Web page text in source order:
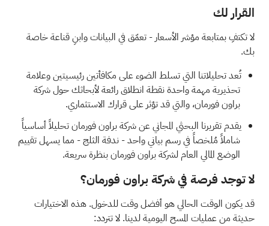
القرار لك
لا تكتفِ بمتابعة مؤشر الأسعار - تعمّق في البيانات وابنِ قناعة خاصة
بك.
تُعد تحليلاتنا التي تسلط الضوء على مكافأتين رئيسيتين وعلامة
تحذيرية مهمة واحدةنقطة انطلاق رائعة لأبحاثك حول شركة
براون فورمان، والتي قد تؤثر على قرارك الاستثماري.
يقدم تقريرنا البحثي المجاني عن شركة براون فورمانتحليلاً أساسياً
شاملاً مُلخصاً في رسم بياني واحد - ندفة الثلج - مما يسهل تقييم
الوضع المالي العام لشركة براون فورمان بنظرة سريعة.
لا توجد فرصة في شركة براون فورمان؟
قد يكون الوقت الحالي هو أفضل وقت للدخول. هذه الاختيارات
حديثة من عمليات المسح اليومية لدينا. لا تتردد: